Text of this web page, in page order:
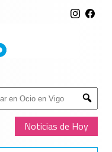
Submit
Noticias de Hoy